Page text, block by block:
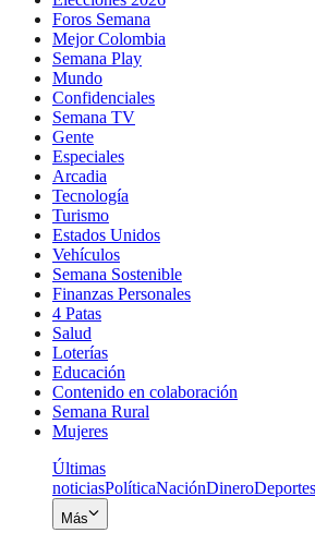
Foros Semana
Mejor Colombia
Semana Play
Mundo
Confidenciales
Semana TV
Gente
Especiales
Arcadia
Tecnología
Turismo
Estados Unidos
Vehículos
Semana Sostenible
Finanzas Personales
4 Patas
Salud
Loterías
Educación
Contenido en colaboración
Semana Rural
Mujeres
Últimas
noticiasPolíticaNaciónDineroDeportes
Más